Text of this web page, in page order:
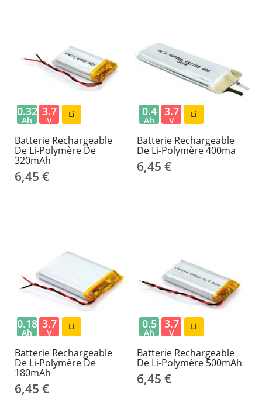
Batterie Rechargeable
De Li-Polymère De
320mAh
6,45 €
0.32
Ah
3.7
V
Li
Batterie Rechargeable
De Li-Polymère 400ma
6,45 €
0.4
Ah
3.7
V
Li
Batterie Rechargeable
De Li-Polymère De
180mAh
6,45 €
0.18
Ah
3.7
V
Li
Batterie Rechargeable
De Li-Polymère 500mAh
6,45 €
0.5
Ah
3.7
V
Li